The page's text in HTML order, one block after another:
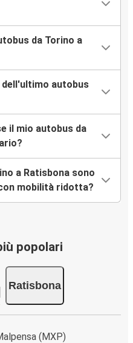
da Torino a
autobus
il mio autobus da
a Ratisbona sono
mobilità ridotta?
popolari
Ratisbona
(MXP)